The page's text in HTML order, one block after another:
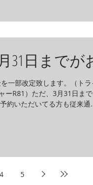
31日までが
一部改定致します。（ト
）ただ、3月31日まで
約いただいてる方も従来通
4 5